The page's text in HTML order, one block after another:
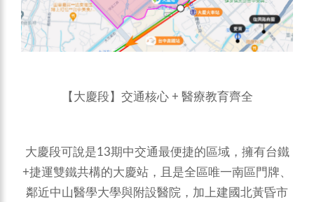
【大慶段】交通核心 + 醫療教育齊全
大慶段可說是13期中交通最便捷的區域，擁有台鐵
+捷運雙鐵共構的大慶站，且是全區唯一南區門牌、
鄰近中山醫學大學與附設醫院，加上建國北黃昏市